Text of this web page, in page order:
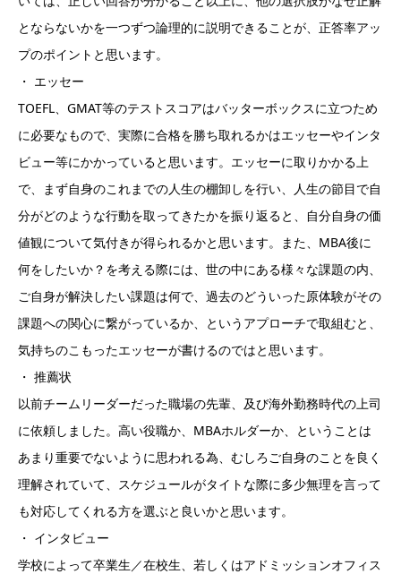
とならないかを一つずつ論理的に説明できることが、正答率アッ
プのポイントと思います。
・ エッセー
TOEFL、GMAT等のテストスコアはバッターボックスに立つため
に必要なもので、実際に合格を勝ち取れるかはエッセーやインタ
ビュー等にかかっていると思います。エッセーに取りかかる上
で、まず自身のこれまでの人生の棚卸しを行い、人生の節目で自
分がどのような行動を取ってきたかを振り返ると、自分自身の価
値観について気付きが得られるかと思います。また、MBA後に
何をしたいか？を考える際には、世の中にある様々な課題の内、
ご自身が解決したい課題は何で、過去のどういった原体験がその
課題への関心に繋がっているか、というアプローチで取組むと、
気持ちのこもったエッセーが書けるのではと思います。
・ 推薦状
以前チームリーダーだった職場の先輩、及び海外勤務時代の上司
に依頼しました。高い役職か、MBAホルダーか、ということは
あまり重要でないように思われる為、むしろご自身のことを良く
理解されていて、スケジュールがタイトな際に多少無理を言って
も対応してくれる方を選ぶと良いかと思います。
・ インタビュー
学校によって卒業生／在校生、若しくはアドミッションオフィス